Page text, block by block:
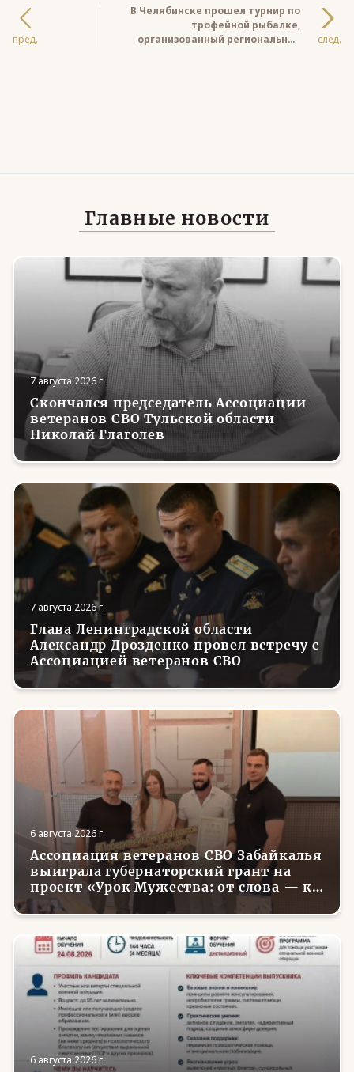
пред.
В Челябинске прошел турнир по
трофейной рыбалке,
организованный региональной
след.
Главные новости
7 августа 2026 г.
Скончался председатель Ассоциации
ветеранов СВО Тульской области
Николай Глаголев
7 августа 2026 г.
Глава Ленинградской области
Александр Дрозденко провел встречу с
Ассоциацией ветеранов СВО
6 августа 2026 г.
Ассоциация ветеранов СВО Забайкалья
выиграла губернаторский грант на
проект «Урок Мужества: от слова — к
делу»
6 августа 2026 г.